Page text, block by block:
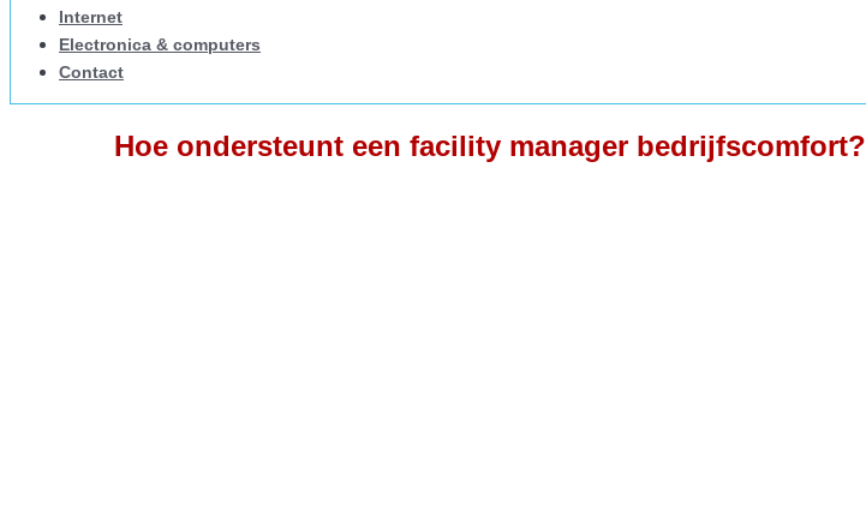
Internet
Electronica & computers
Contact
Hoe ondersteunt een facility manager bedrijfscomfort?